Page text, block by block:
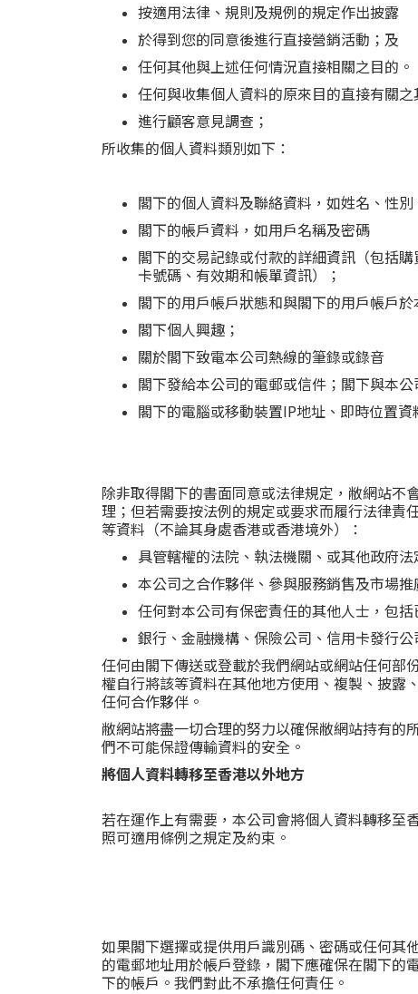
按適用法律、規則及規例的規定作出披露
於得到您的同意後進行直接營銷活動；及
任何其他與上述任何情況直接相關之目的。
任何與收集個人資料的原來目的直接有關
進行顧客意見調查；
所收集的個人資料類別如下：
閣下的個人資料及聯絡資料，如姓名、性
閣下的帳戶資料，如用戶名稱及密碼
閣下的交易記錄或付款的詳細資訊（包括
卡號碼、有效期和帳單資訊）；
閣下的用戶帳戶狀態和與閣下的用戶帳戶
閣下個人興趣；
關於閣下致電本公司熱線的筆錄或錄音
閣下發給本公司的電郵或信件；閣下與本
閣下的電腦或移動裝置IP地址、即時位置
除非取得閣下的書面同意或法律規定，敝網站不
理；但若需要按法例的規定或要求而履行法律責
等資料（不論其身處香港或香港境外）：
具管轄權的法院、執法機關、或其他政府
本公司之合作夥伴、參與服務銷售及市場
任何對本公司有保密責任的其他人士，包
銀行、金融機構、保險公司、信用卡發行
任何由閣下傳送或登載於我們網站或網站任何部
權自行將該等資料在其他地方使用、複製、披露
任何合作夥伴。
敝網站將盡一切合理的努力以確保敝網站持有的
們不可能保證傳輸資料的安全。
將個人資料轉移至香港以外地方
若在運作上有需要，本公司會將個人資料轉移至
照可適用條例之規定及約束。
如果閣下選擇或提供用戶識別碼、密碼或任何其
的電郵地址用於帳戶登錄，閣下應確保在閣下
下的帳戶。我們對此不承擔任何責任。